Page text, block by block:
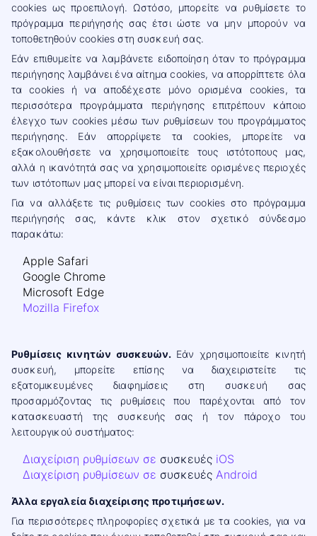
cookies ως προεπιλογή. Ωστόσο, μπορείτε να ρυθμίσετε το
πρόγραμμα περιήγησής σας έτσι ώστε να μην μπορούν να
τοποθετηθούν cookies στη συσκευή σας.
Εάν επιθυμείτε να λαμβάνετε ειδοποίηση όταν το πρόγραμμα
περιήγησης λαμβάνει ένα αίτημα cookies, να απορρίπτετε όλα
τα cookies ή να αποδέχεστε μόνο ορισμένα cookies, τα
περισσότερα προγράμματα περιήγησης επιτρέπουν κάποιο
έλεγχο των cookies μέσω των ρυθμίσεων του προγράμματος
περιήγησης. Εάν απορρίψετε τα cookies, μπορείτε να
εξακολουθήσετε να χρησιμοποιείτε τους ιστότοπους μας,
αλλά η ικανότητά σας να χρησιμοποιείτε ορισμένες περιοχές
των ιστότοπων μας μπορεί να είναι περιορισμένη.
Για να αλλάξετε τις ρυθμίσεις των cookies στο πρόγραμμα
περιήγησής σας, κάντε κλικ στον σχετικό σύνδεσμο
παρακάτω:
Apple Safari
Google Chrome
Microsoft Edge
Mozilla Firefox
Ρυθμίσεις κινητών συσκευών. Εάν χρησιμοποιείτε κινητή
συσκευή, μπορείτε επίσης να διαχειριστείτε τις
εξατομικευμένες διαφημίσεις στη συσκευή σας
προσαρμόζοντας τις ρυθμίσεις που παρέχονται από τον
κατασκευαστή της συσκευής σας ή τον πάροχο του
λειτουργικού συστήματος:
Διαχείριση ρυθμίσεων σε συσκευές iOS
Διαχείριση ρυθμίσεων σε συσκευές Android
Άλλα εργαλεία διαχείρισης προτιμήσεων.
Για περισσότερες πληροφορίες σχετικά με τα cookies, για να